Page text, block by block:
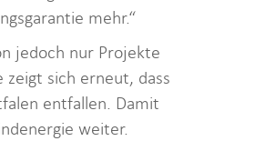
mehr.“
jedoch nur Projekte
sich erneut, dass
entfallen. Damit
weiter.